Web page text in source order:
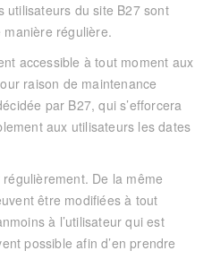
utilisateurs du site B27sont
régulière.
accessible à tout moment aux
raison de maintenance
par B27, qui s’efforcera
aux utilisateurs les dates
De la même
être modifiées à tout
à l’utilisateur qui est
possible afin d’en prendre